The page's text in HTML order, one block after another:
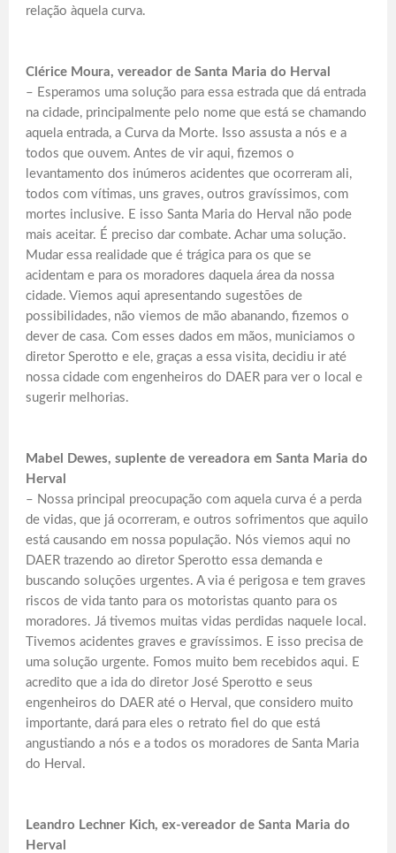
relação àquela curva.
Clérice Moura, vereador de Santa Maria do Herval
– Esperamos uma solução para essa estrada que dá entrada
na cidade, principalmente pelo nome que está se chamando
aquela entrada, a Curva da Morte. Isso assusta a nós e a
todos que ouvem. Antes de vir aqui, fizemos o
levantamento dos inúmeros acidentes que ocorreram ali,
todos com vítimas, uns graves, outros gravíssimos, com
mortes inclusive. E isso Santa Maria do Herval não pode
mais aceitar. É preciso dar combate. Achar uma solução.
Mudar essa realidade que é trágica para os que se
acidentam e para os moradores daquela área da nossa
cidade. Viemos aqui apresentando sugestões de
possibilidades, não viemos de mão abanando, fizemos o
dever de casa. Com esses dados em mãos, municiamos o
diretor Sperotto e ele, graças a essa visita, decidiu ir até
nossa cidade com engenheiros do DAER para ver o local e
sugerir melhorias.
Mabel Dewes, suplente de vereadora em Santa Maria do
Herval
– Nossa principal preocupação com aquela curva é a perda
de vidas, que já ocorreram, e outros sofrimentos que aquilo
está causando em nossa população. Nós viemos aqui no
DAER trazendo ao diretor Sperotto essa demanda e
buscando soluções urgentes. A via é perigosa e tem graves
riscos de vida tanto para os motoristas quanto para os
moradores. Já tivemos muitas vidas perdidas naquele local.
Tivemos acidentes graves e gravíssimos. E isso precisa de
uma solução urgente. Fomos muito bem recebidos aqui. E
acredito que a ida do diretor José Sperotto e seus
engenheiros do DAER até o Herval, que considero muito
importante, dará para eles o retrato fiel do que está
angustiando a nós e a todos os moradores de Santa Maria
do Herval.
Leandro Lechner Kich, ex-vereador de Santa Maria do
Herval